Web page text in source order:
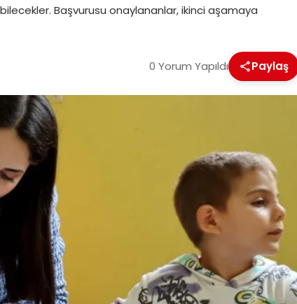
Başvurusu onaylananlar, ikinci aşamaya
0 Yorum Yapıldı Paylaş